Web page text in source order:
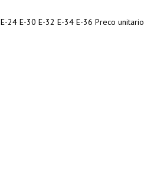
24 E-30 E-32 E-34 E-36 Preco unitario